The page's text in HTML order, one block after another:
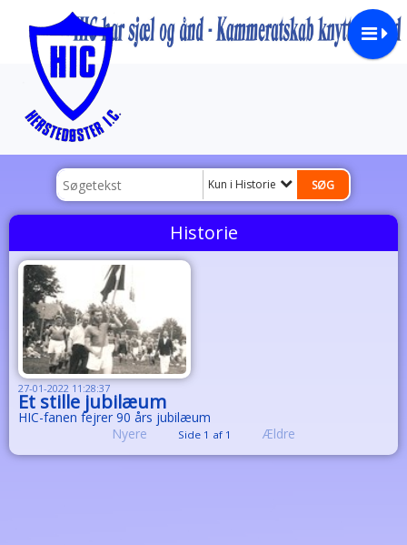
Kun i Historie
Historie
27-01-2022 11:28:37
Et stille jubilæum
HIC-fanen fejrer 90 års jubilæum
Nyere
Side 1 af 1 Ældre